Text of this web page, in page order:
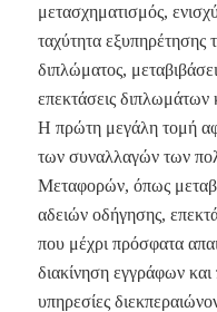
μετασχηματισμός,
ταχύτητα
διπλώματος,
επεκτάσεις διπλωμάτων
Η πρώτη μεγάλη τομή
των συναλλαγών των
Μεταφορών, όπως
αδειών οδήγησης,
που μέχρι πρόσφατα
διακίνηση εγγράφων και
υπηρεσίες